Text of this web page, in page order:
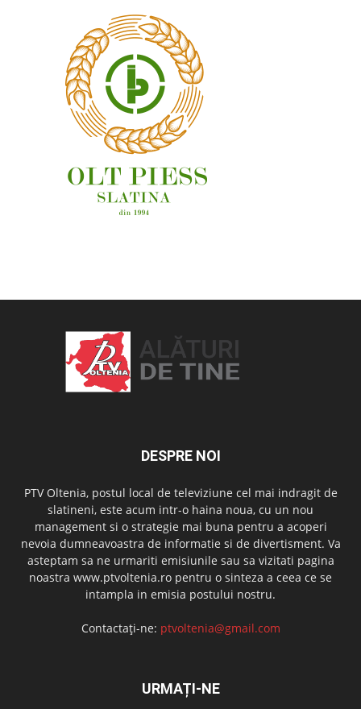
DESPRE NOI
PTV Oltenia, postul local de televiziune cel mai indragit de
slatineni, este acum intr-o haina noua, cu un nou
management si o strategie mai buna pentru a acoperi
nevoia dumneavoastra de informatie si de divertisment. Va
asteptam sa ne urmariti emisiunile sau sa vizitati pagina
noastra www.ptvoltenia.ro pentru o sinteza a ceea ce se
intampla in emisia postului nostru.
Contactați-ne: ptvoltenia@gmail.com
URMAȚI-NE